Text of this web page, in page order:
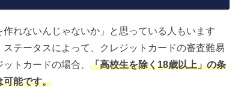
れないんじゃないか」と思っている人もいます
テータスによって、クレジットカードの審査難易
トカードの場合、 「高校生を除く18歳以上」の条
可能です。